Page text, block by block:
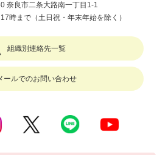
奈良市二条大路南一丁目1-1
時まで（土日祝・年末年始を除く）
組織別連絡先一覧
ールでのお問い合わせ